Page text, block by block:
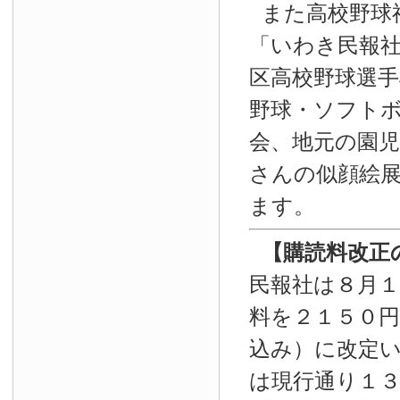
また高校野
「いわき民報
区高校野球選
野球・ソフト
会、地元の園
さんの似顔絵
ます。
【購読料改正
民報社は８月
料を２１５０
込み）に改定
は現行通り１